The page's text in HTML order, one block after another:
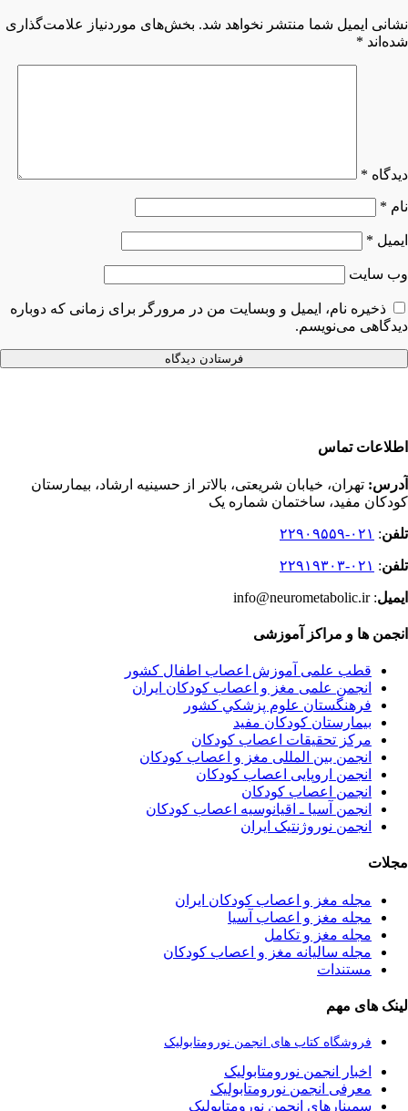
نشانی ایمیل شما منتشر نخواهد شد. بخش‌های موردنیاز علامت‌گذاری
شده‌اند *
دیدگاه *
نام *
ایمیل *
وب‌ سایت
ذخیره نام، ایمیل و وبسایت من در مرورگر برای زمانی که دوباره
دیدگاهی می‌نویسم.
اطلاعات تماس
آدرس: تهران، خیابان شریعتی، بالاتر از حسینیه ارشاد، بیمارستان
کودکان مفید، ساختمان شماره یک
تلفن: ۰۲۱-۲۲۹۰۹۵۵۹
تلفن: ۰۲۱-۲۲۹۱۹۳۰۳
ایمیل: info@neurometabolic.ir
انجمن ها و مراکز آموزشی
قطب علمی آموزش اعصاب اطفال کشور
انجمن علمی مغز و اعصاب کودکان ایران
فرهنگستان علوم پزشكي كشور
بیمارستان کودکان مفید
مرکز تحقیقات اعصاب کودکان
انجمن بین المللی مغز و اعصاب کودکان
انجمن اروپایی اعصاب کودکان
انجمن اعصاب کودکان
انجمن آسیا ـ اقیانوسیه اعصاب کودکان
انجمن نوروژنتیک ایران
مجلات
مجله مغز و اعصاب کودکان ایران
مجله مغز و اعصاب آسیا
مجله مغز و تکامل
مجله سالیانه مغز و اعصاب کودکان
مستندات
لینک های مهم
فروشگاه کتاب های انجمن نورومتابولیک
اخبار انجمن نورومتابولیک
معرفی انجمن نورومتابولیک
سمینارهای انجمن نورومتابولیک